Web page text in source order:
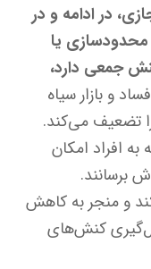
در ادامه و در
یا
جمعی دارد،
و بازار سیاه
تضعیف می‌کند.
افراد امکان
برسانند.
و منجر به کاهش
کنش‌های